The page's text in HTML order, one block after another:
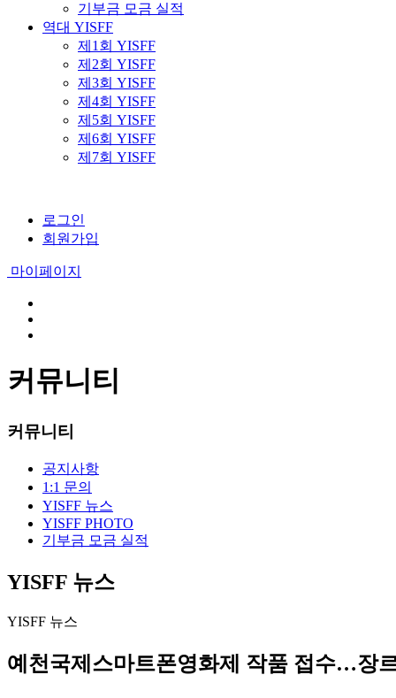
기부금 모금 실적
역대 YISFF
제1회 YISFF
제2회 YISFF
제3회 YISFF
제4회 YISFF
제5회 YISFF
제6회 YISFF
제7회 YISFF
로그인
회원가입
마이페이지
커뮤니티
커뮤니티
공지사항
1:1 문의
YISFF 뉴스
YISFF PHOTO
기부금 모금 실적
YISFF 뉴스
YISFF 뉴스
예천국제스마트폰영화제 작품 접수…장